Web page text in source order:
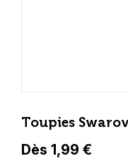
Toupies
Dès 1,99 €